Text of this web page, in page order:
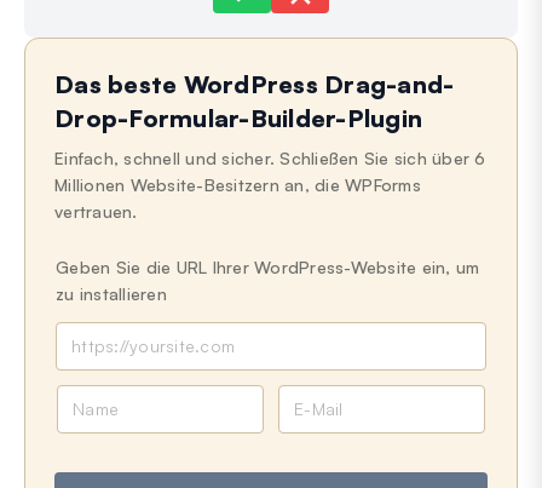
Immer noch festgefahren?
Zuletzt aktualisiert am 21. Mai 2024
Das beste WordPress Drag-and-
Drop-Formular-Builder-Plugin
Einfach, schnell und sicher. Schließen Sie sich über 6
Millionen Website-Besitzern an, die WPForms
vertrauen.
Geben Sie die URL Ihrer WordPress-Website ein, um
zu installieren
e
a